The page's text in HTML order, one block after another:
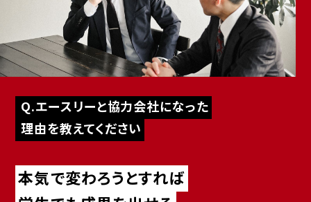
Q.エースリーと協力会社になった
理由を教えてください
本気で変わろうとすれば